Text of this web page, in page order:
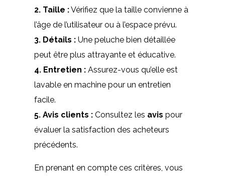
2. Taille :Vérifiez que la taille convienne à
l’âge de l’utilisateur ou à l’espace prévu.
3. Détails : Une peluche bien détaillée
peut être plus attrayante et éducative.
4. Entretien : Assurez-vous qu’elle est
lavable en machine pour un entretien
facile.
5. Avis clients : Consultez les avis pour
évaluer la satisfaction des acheteurs
précédents.
En prenant en compte ces critères, vous